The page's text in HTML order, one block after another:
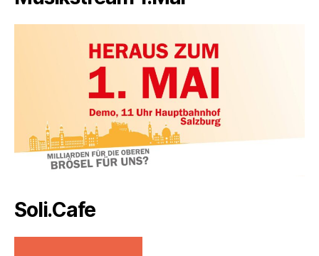
Soli.Cafe